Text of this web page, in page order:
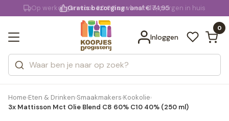
KD.
extra voor 20:00 uur besteld
Gratis bezorgingvanaf € 74,95
Inloggen
0
Zoeken
Categorieën
Merken
Bekijk alle resultaten
Home›Eten & Drinken›Smaakmakers›Kookolie›
3x Mattisson Mct Olie Blend C8 60% C10 40% (250 ml)